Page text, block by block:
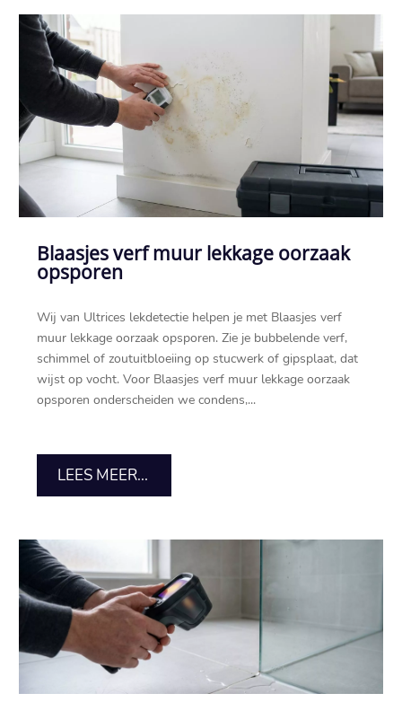
Blaasjes verf muur lekkage oorzaak
opsporen
Wij van Ultrices lekdetectie helpen je met Blaasjes verf
muur lekkage oorzaak opsporen.​ Zie je bubbelende verf,
schimmel of zoutuitbloeiing op stucwerk of gipsplaat, dat
wijst op vocht.​ Voor Blaasjes verf muur lekkage oorzaak
opsporen onderscheiden we condens,...
LEES MEER...